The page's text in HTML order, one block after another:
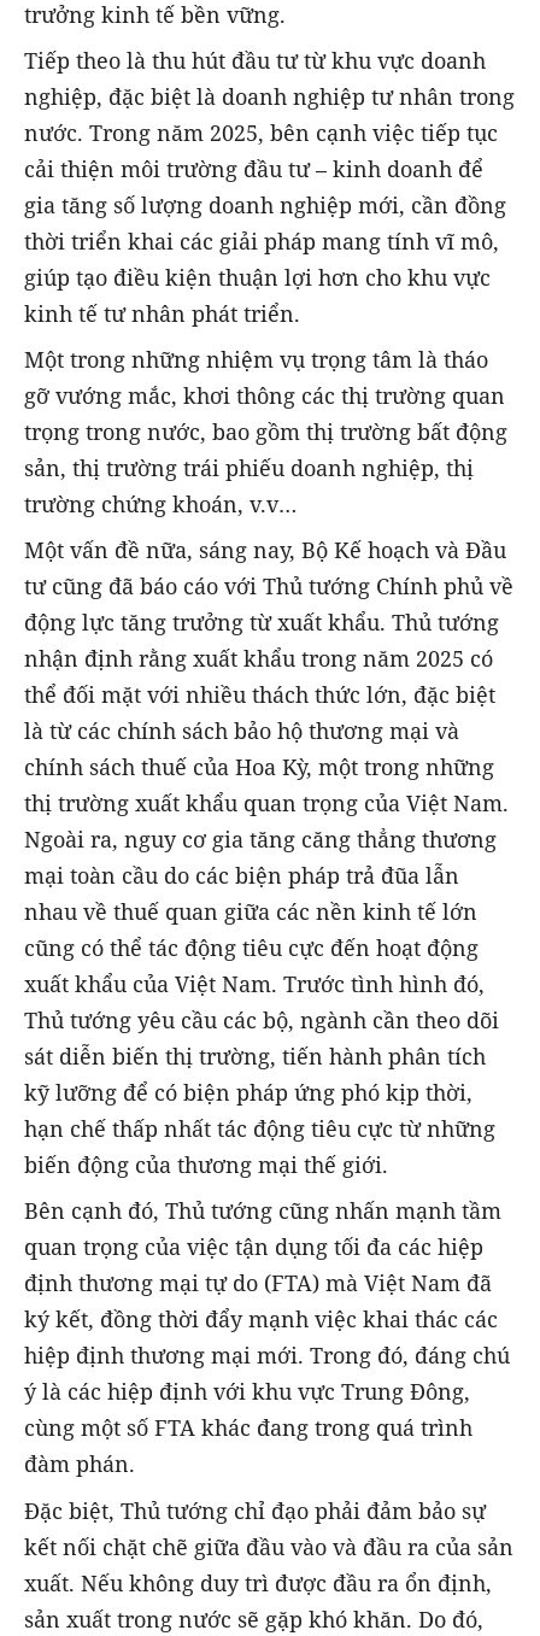
trưởng kinh tế bền vững.
Tiếp theo là thu hút đầu tư từ khu vực doanh
nghiệp, đặc biệt là doanh nghiệp tư nhân trong
nước. Trong năm 2025, bên cạnh việc tiếp tục
cải thiện môi trường đầu tư – kinh doanh để
gia tăng số lượng doanh nghiệp mới, cần đồng
thời triển khai các giải pháp mang tính vĩ mô,
giúp tạo điều kiện thuận lợi hơn cho khu vực
kinh tế tư nhân phát triển.
Một trong những nhiệm vụ trọng tâm là tháo
gỡ vướng mắc, khơi thông các thị trường quan
trọng trong nước, bao gồm thị trường bất động
sản, thị trường trái phiếu doanh nghiệp, thị
trường chứng khoán, v.v…
Một vấn đề nữa, sáng nay, Bộ Kế hoạch và Đầu
tư cũng đã báo cáo với Thủ tướng Chính phủ về
động lực tăng trưởng từ xuất khẩu. Thủ tướng
nhận định rằng xuất khẩu trong năm 2025 có
thể đối mặt với nhiều thách thức lớn, đặc biệt
là từ các chính sách bảo hộ thương mại và
chính sách thuế của Hoa Kỳ, một trong những
thị trường xuất khẩu quan trọng của Việt Nam.
Ngoài ra, nguy cơ gia tăng căng thẳng thương
mại toàn cầu do các biện pháp trả đũa lẫn
nhau về thuế quan giữa các nền kinh tế lớn
cũng có thể tác động tiêu cực đến hoạt động
xuất khẩu của Việt Nam. Trước tình hình đó,
Thủ tướng yêu cầu các bộ, ngành cần theo dõi
sát diễn biến thị trường, tiến hành phân tích
kỹ lưỡng để có biện pháp ứng phó kịp thời,
hạn chế thấp nhất tác động tiêu cực từ những
biến động của thương mại thế giới.
Bên cạnh đó, Thủ tướng cũng nhấn mạnh tầm
quan trọng của việc tận dụng tối đa các hiệp
định thương mại tự do (FTA) mà Việt Nam đã
ký kết, đồng thời đẩy mạnh việc khai thác các
hiệp định thương mại mới. Trong đó, đáng chú
ý là các hiệp định với khu vực Trung Đông,
cùng một số FTA khác đang trong quá trình
đàm phán.
Đặc biệt, Thủ tướng chỉ đạo phải đảm bảo sự
kết nối chặt chẽ giữa đầu vào và đầu ra của sản
xuất. Nếu không duy trì được đầu ra ổn định,
sản xuất trong nước sẽ gặp khó khăn. Do đó,